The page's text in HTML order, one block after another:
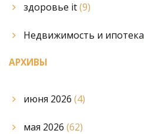
здоровье it(9)
Недвижимость и ипотека
АРХИВЫ
июня 2026 (4)
мая 2026 (62)